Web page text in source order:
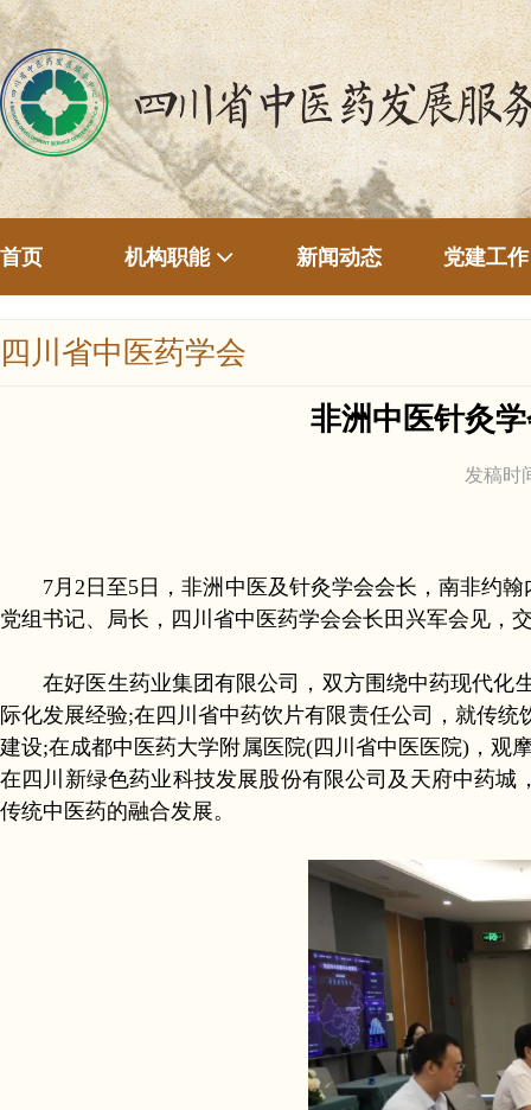
首页 机构职能 新闻动态 党建工作
四川省中医药学会
非洲中医针灸
发稿时
7月2日至5日，非洲中医及针灸学会会长，南非约
党组书记、局长，四川省中医药学会会长田兴军会见，
在好医生药业集团有限公司，双方围绕中药现代化
际化发展经验;在四川省中药饮片有限责任公司，就传
建设;在成都中医药大学附属医院(四川省中医医院)，观
在四川新绿色药业科技发展股份有限公司及天府中药
传统中医药的融合发展。